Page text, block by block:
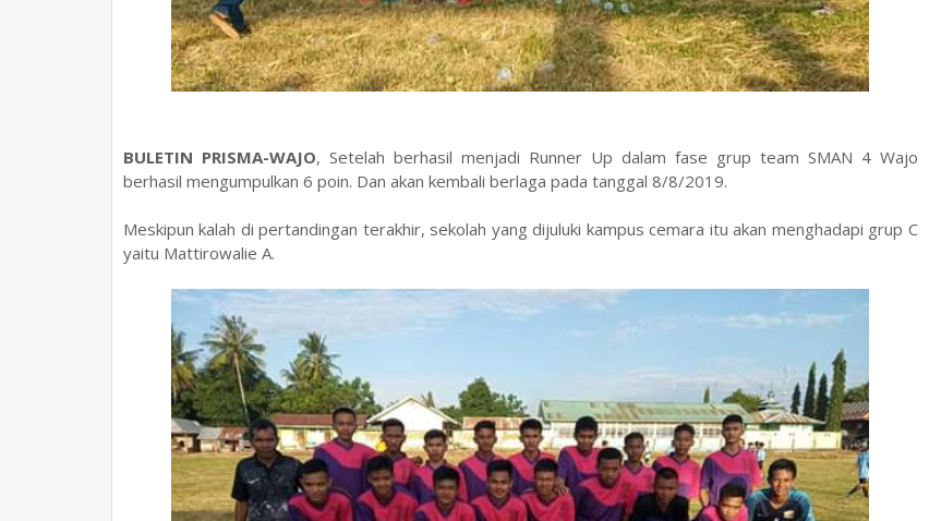
BULETIN PRISMA-WAJO, Setelah berhasil menjadi Runner Up dalam fase grup team SMAN 4 Wajo
berhasil mengumpulkan 6 poin. Dan akan kembali berlaga pada tanggal 8/8/2019.
Meskipun kalah di pertandingan terakhir, sekolah yang dijuluki kampus cemara itu akan menghadapi grup C
yaitu Mattirowalie A.